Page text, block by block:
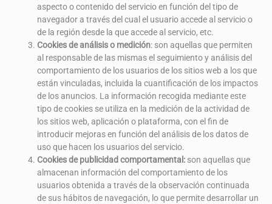
aspecto o contenido del servicio en función del tipo de
navegador a través del cual el usuario accede al servicio o
de la región desde la que accede al servicio, etc.
Cookies de análisis o medición: son aquellas que permiten
al responsable de las mismas el seguimiento y análisis del
comportamiento de los usuarios de los sitios web a los que
están vinculadas, incluida la cuantificación de los impactos
de los anuncios. La información recogida mediante este
tipo de cookies se utiliza en la medición de la actividad de
los sitios web, aplicación o plataforma, con el fin de
introducir mejoras en función del análisis de los datos de
uso que hacen los usuarios del servicio.
Cookies de publicidad comportamental: son aquellas que
almacenan información del comportamiento de los
usuarios obtenida a través de la observación continuada
de sus hábitos de navegación, lo que permite desarrollar un